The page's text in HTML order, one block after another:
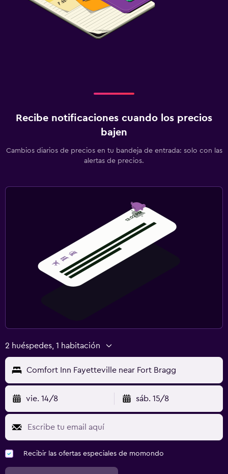
Recibe notificaciones cuando los precios
bajen
Cambios diarios de precios en tu bandeja de entrada: solo con las
alertas de precios.
2 huéspedes, 1 habitación
Comfort Inn Fayetteville near Fort Bragg
vie. 14/8 sáb. 15/8
Recibir las ofertas especiales de momondo